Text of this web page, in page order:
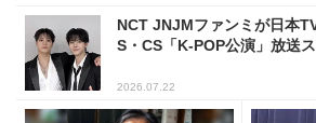
NCT JNJMファンミが日本
S・CS「K-POP公演」放送
2026.07.22